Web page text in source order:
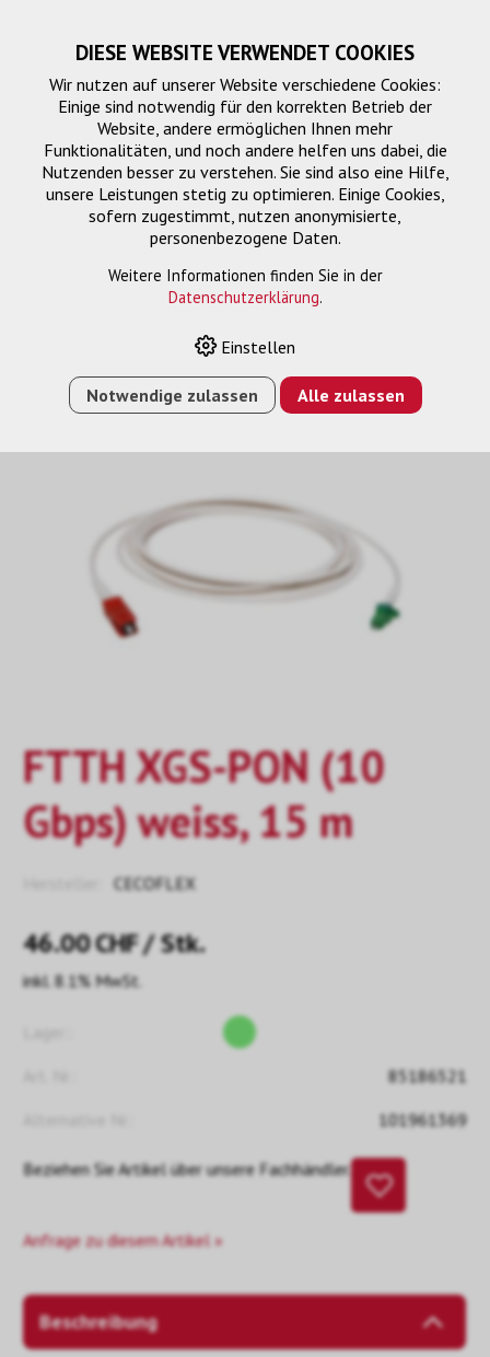
Router-Patchkabel
FTTH/NETZWERK
PATCHKABEL › FTTH XGS-PON (10 GBPS) WEISS, 15 M
FTTH XGS-PON (10
Gbps) weiss, 15 m
CECOFLEX
46.00CHF/ Stk.
inkl. 8.1% MwSt.
85186521
101961369
Beziehen Sie Artikel über unsere Fachhändler.
Anfrage zu diesem Artikel »
Beschreibung
DIESE WEBSITE VERWENDET COOKIES
Wir nutzen auf unserer Website verschiedene Cookies:
Einige sind notwendig für den korrekten Betrieb der
Website, andere ermöglichen Ihnen mehr
Funktionalitäten, und noch andere helfen uns dabei, die
Nutzenden besser zu verstehen. Sie sind also eine Hilfe,
unsere Leistungen stetig zu optimieren. Einige Cookies,
sofern zugestimmt, nutzen anonymisierte,
personenbezogene Daten.
Weitere Informationen finden Sie in der
Datenschutzerklärung.
Einstellen
Notwendige zulassen Alle zulassen